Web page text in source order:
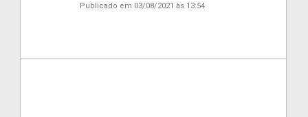
Publicado em 03/08/2021 às 13:54